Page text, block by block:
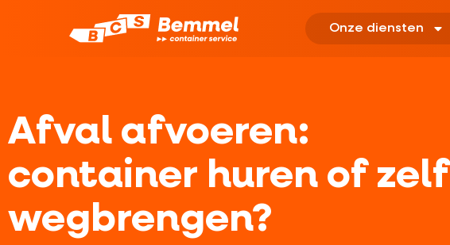
Onze diensten
Afval afvoeren:
container huren of zelf
wegbrengen?